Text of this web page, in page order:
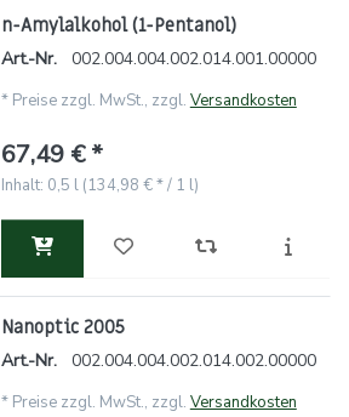
n-Amylalkohol (1-Pentanol)
Art.-Nr. 002.004.004.002.014.001.00000
* Preise zzgl. MwSt., zzgl. Versandkosten
67,49 € *
Inhalt: 0,5 l (134,98 € * / 1 l)
Nanoptic 2005
Art.-Nr. 002.004.004.002.014.002.00000
* Preise zzgl. MwSt., zzgl. Versandkosten